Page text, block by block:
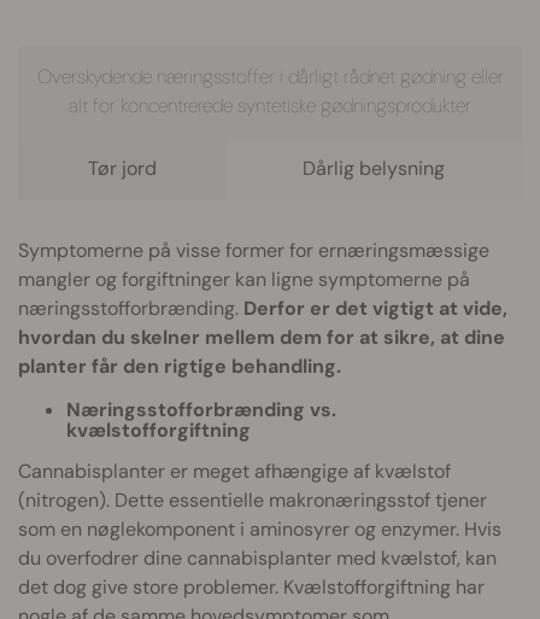
Overskydende næringsstoffer i dårligt rådnet gødning eller
alt for koncentrerede syntetiske gødningsprodukter
Tør jord Dårlig belysning
Symptomerne på visse former for ernæringsmæssige
mangler og forgiftninger kan ligne symptomerne på
næringsstofforbrænding. Derfor er det vigtigt at vide,
hvordan du skelner mellem dem for at sikre, at dine
planter får den rigtige behandling.
Næringsstofforbrænding vs.
kvælstofforgiftning
Cannabisplanter er meget afhængige af kvælstof
(nitrogen). Dette essentielle makronæringsstof tjener
som en nøglekomponent i aminosyrer og enzymer. Hvis
du overfodrer dine cannabisplanter med kvælstof, kan
det dog give store problemer. Kvælstofforgiftning har